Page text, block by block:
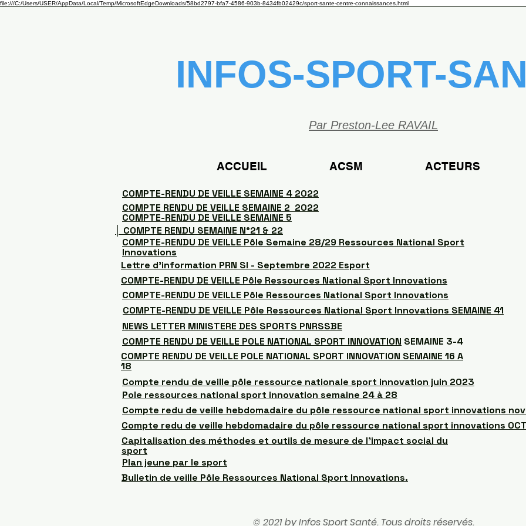
file:///C:/Users/USER/AppData/Local/Temp/MicrosoftEdgeDownloads/58bd2797-bfa7-4586-903b-8434fb02429c/sport-sante-centre-connaissances.html
INFOS-SPORT-
Par Preston-Lee RAVAIL
ACCUEIL ACSM ACTEURS
COMPTE-RENDU DE VEILLE SEMAINE 4 2022
COMPTE RENDU DE VEILLE SEMAINE 2 2022
COMPTE-RENDU DE VEILLE SEMAINE 5
│ COMPTE RENDU SEMAINE N°21 & 22
COMPTE-RENDU DE VEILLE Pôle Semaine 28/29 Ressources National Sport
Innovations
Lettre d'information PRN SI - Septembre 2022 Esport
COMPTE-RENDU DE VEILLE Pôle Ressources National Sport Innovations
COMPTE-RENDU DE VEILLE Pôle Ressources National Sport Innovations
COMPTE-RENDU DE VEILLE Pôle Ressources National Sport Innovations SEMAINE 41
NEWS LETTER MINISTERE DES SPORTS PNRSSBE
COMPTE RENDU DE VEILLE POLE NATIONAL SPORT INNOVATION SEMAINE 3-4
COMPTE RENDU DE VEILLE POLE NATIONAL SPORT INNOVATION SEMAINE 16 A
18
Compte rendu de veille pôle ressource nationale sport innovation juin 2023
Pole ressources national sport innovation semaine 24 à 28
Compte redu de veille hebdomadaire du pôle ressource national sport innovations
Compte redu de veille hebdomadaire du pôle ressource national sport innovations
Capitalisation des méthodes et outils de mesure de l'impact social du
sport
Plan jeune par le sport
Bulletin de veille Pôle Ressources National Sport Innovations.
© 2021 by ​Infos Sport Santé. Tous droits réservés.